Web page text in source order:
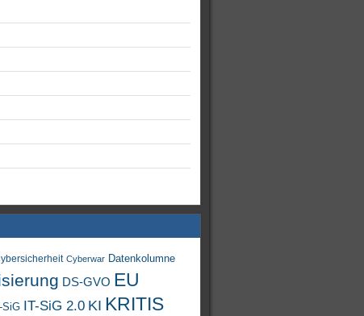
Cyberwar Datenkolumne
DS-GVO EU
SiG IT-SiG 2.0 KI KRITIS